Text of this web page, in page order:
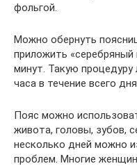
фольгой.
Можно обернуть
приложить
минут. Такую
часа в течение всего дня.
Пояс можно
живота, головы, зубов,
несколько дней можно
проблем. Многие